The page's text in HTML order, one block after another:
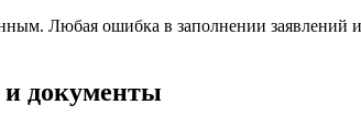
Любая ошибка в заполнении заявлений
и документы